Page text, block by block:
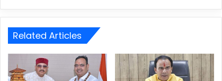
Related Articles